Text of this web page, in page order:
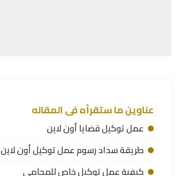
عناوين ما ستقرأه فى المقاله
عمل توكيل قضايا أون لاين
طريقة سداد رسوم عمل توكيل أون لاين
كيفية عمل توكيل خاص للمحامي